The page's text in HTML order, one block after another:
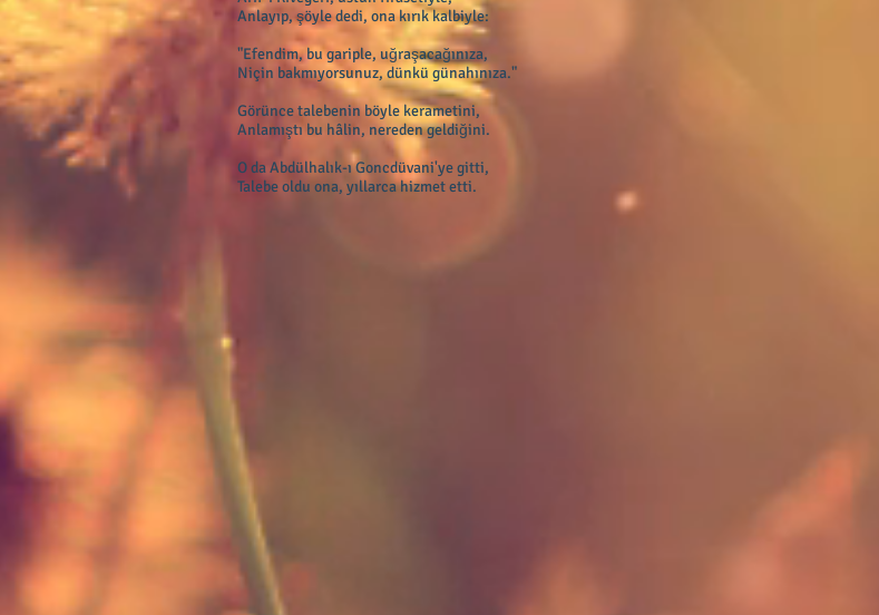
Anlayıp, şöyle dedi, ona kırık kalbiyle:
"Efendim, bu gariple, uğraşacağınıza,
Niçin bakmıyorsunuz, dünkü günahınıza."
Görünce talebenin böyle kerametini,
Anlamıştı bu hâlin, nereden geldiğini.
O da Abdülhalık-ı Goncdüvani'ye gitti,
Talebe oldu ona, yıllarca hizmet etti.